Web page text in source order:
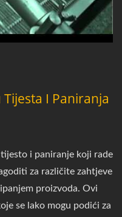
I Paniranja
i paniranje koji rade
za različite zahtjeve
proizvoda. Ovi
se lako mogu podići za